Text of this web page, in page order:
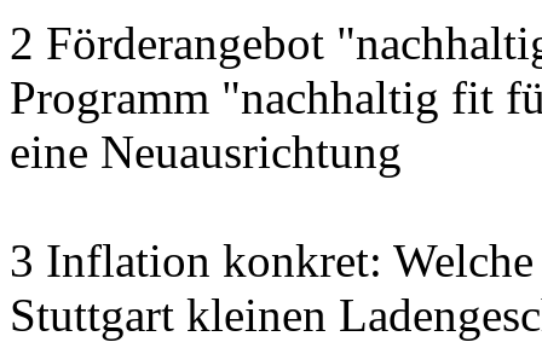
2 Förderangebot
Programm "nachhaltig fit
eine Neuausrichtung
3 Inflation konkret:
Stuttgart kleinen